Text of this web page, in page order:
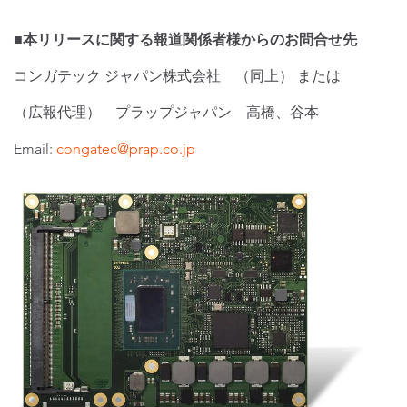
■本リリースに関する報道関係者様からのお問合せ先
コンガテック ジャパン株式会社 （同上） または
（広報代理） プラップジャパン 高橋、谷本
Email: congatec@prap.co.jp